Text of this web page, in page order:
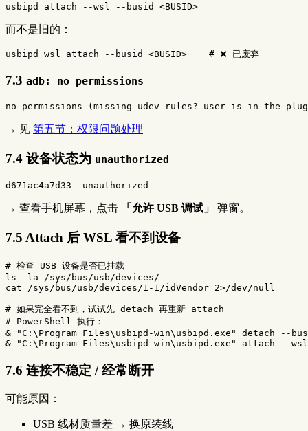
usbipd attach --wsl --busid <BUSID>
而不是旧的：
usbipd wsl attach --busid <BUSID> # ❌ 已废弃
7.3 adb: no permissions
→ 见 第五节：权限问题处理
7.4 设备状态为 unauthorized
→ 查看手机屏幕，点击 「允许 USB 调试」 弹窗。
7.5 Attach 后 WSL 看不到设备
# 检查 USB 设备是否已挂载
ls
-la
cat /sys/bus/usb/devices/1-1/idVendor 2>/dev/null
# 如果完全看不到，试试先 detach 再重新 attach
# PowerShell 执行：
&
"C: \Program Files\usbipd-win\usbipd.exe" detach
--
&
"C: \Program Files\usbipd-win\usbipd.exe" attach --wsl
7.6 连接不稳定 / 经常断开
可能原因：
USB 线材质量差 → 换原装线